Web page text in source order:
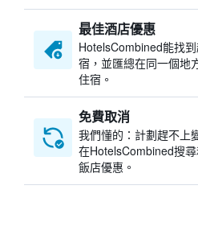
最佳酒店優惠
HotelsCombined​能找
宿，並匯總在同一個地
住宿。
免費取消
我們懂的：計劃趕不上
在HotelsCombined搜
飯店優惠。